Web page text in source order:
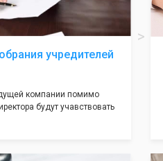
оформлять заявление без
гарантируя вам
в налоговой
учредителей
компании помимо
будут учавствовать
множество трудностей